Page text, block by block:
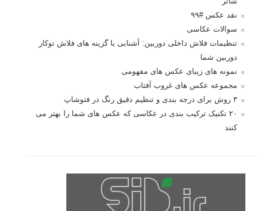
نقد عکس #۹۹
سوالات عکاسی
تنظیمات فلاش داخلی دوربین: آشنایی با گزینه های فلاش توکار
دوربین شما
نمونه های زیبای عکس های مفهومی
مجموعه عکس های غروب آفتاب
۳ روش برای درجه بندی و تنظیم دقیق رنگ در فتوشاپ
۲۰ تکنیک ترکیب بندی در عکاسی که عکس های شما را بهتر می
کنند